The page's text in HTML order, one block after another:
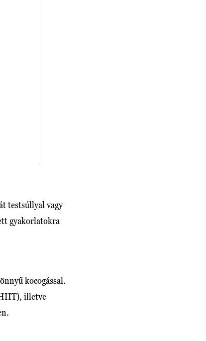
testsúllyal vagy
gyakorlatokra
kocogással.
illetve